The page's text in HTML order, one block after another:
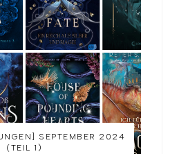
SEPTEMBER 2024
(TEIL 1)